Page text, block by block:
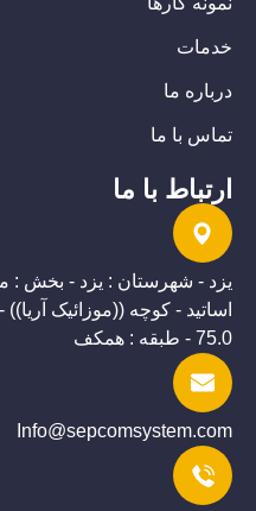
خدمات
درباره ما
تماس با ما
ارتباط با ما
یزد - شهرستان : یزد - بخش :
اساتید - کوچه ((موزائیک
75.0 - طبقه : همکف
Info@sepcomsystem.com